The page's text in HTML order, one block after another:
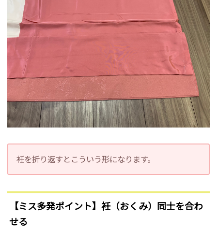
衽を折り返すとこういう形になります。
【ミス多発ポイント】衽（おくみ）同士を合わ
せる